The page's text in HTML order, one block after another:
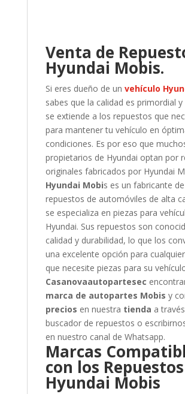
Venta de
Hyundai Mobis.
Si eres dueño de un vehículo
sabes que la calidad es primordial
se extiende a los repuestos que
para mantener tu vehículo en
condiciones. Es por eso que
propietarios de Hyundai optan por
originales fabricados por Hyundai
Hyundai Mobis es un fabricante de
repuestos de automóviles de alta
se especializa en piezas para
Hyundai. Sus repuestos son
calidad y durabilidad, lo que los
una excelente opción para
que necesite piezas para su
Casanovaautopartesec
marca de autopartes Mobis y
precios en nuestra tienda a
buscador de repuestos o
en nuestro canal de Whatsapp.
Marcas
con los Repuestos
Hyundai Mobis